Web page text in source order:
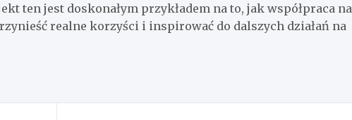
ten jest doskonałym przykładem na to, jak współpraca na
realne korzyści i inspirować do dalszych działań na